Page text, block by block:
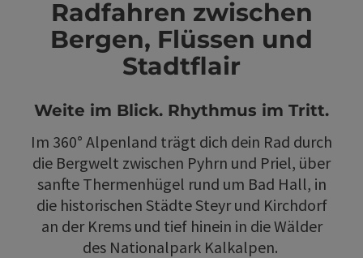
Radfahren zwischen
Bergen, Flüssen und
Stadtflair
Weite im Blick. Rhythmus im Tritt.
Im 360° Alpenland trägt dich dein Rad durch
die Bergwelt zwischen Pyhrn und Priel, über
sanfte Thermenhügel rund um Bad Hall, in
die historischen Städte Steyr und Kirchdorf
an der Krems und tief hinein in die Wälder
des Nationalpark Kalkalpen.